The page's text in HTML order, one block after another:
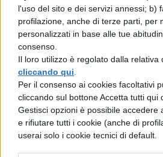
l'uso del sito e dei servizi annessi; b)
profilazione, anche di terze parti, per
personalizzati in base alle tue
consenso.
Il loro utilizzo è regolato dalla relativa
cliccando qui
Per il consenso ai cookies facoltativi
cliccando sul bottone Accetta tutti qui
Gestisci opzioni è possibile accedere
e rifiutare tutti i cookie (anche di
userai solo i cookie tecnici di default.
nelle infrastrutture,
del patrimonio artistico
bisogna offendere la
disastri, senza mai
più grossi li ha fatti la
organizzata, forme di
Nel corso della
parola anche il ministro